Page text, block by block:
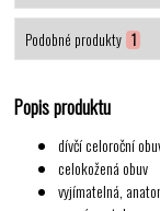
Podobné produkty 1
Popis produktu
dívčí celoroční
celokožená obuv
vyjímatelná,